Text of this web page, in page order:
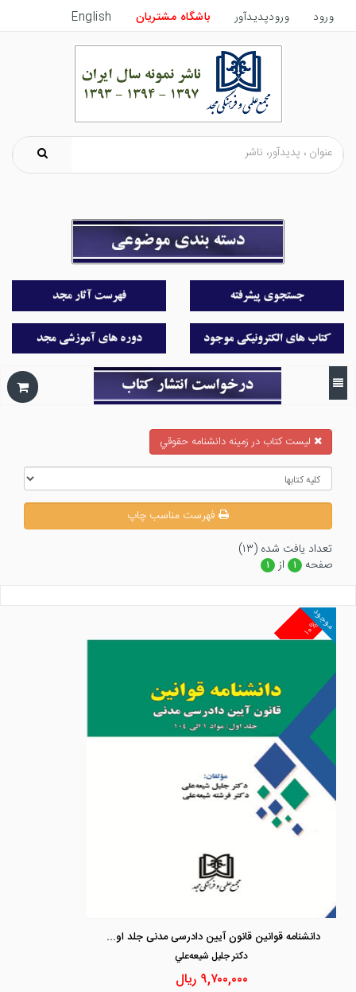
ورود ورودپدیدآور باشگاه مشتریان English
ليست كتاب در زمينه دانشنامه حقوقي
فهرست مناسب چاپ
تعداد يافت شده (۱۳)
صفحه
۱ از ۱
۱۰%
موجود
دانشنامه قوانین قانون آیین دادرسی مدنی جلد اول «مواد 1 الی 104»
دكتر جليل شيعه‌علي
۹,۷۰۰,۰۰۰ ریال